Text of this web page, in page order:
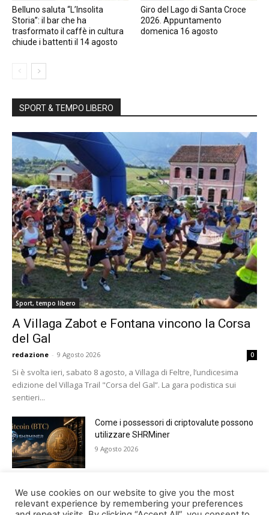
Belluno saluta “L’Insolita
Storia”: il bar che ha
trasformato il caffè in cultura
chiude i battenti il 14 agosto
Giro del Lago di Santa Croce
2026. Appuntamento
domenica 16 agosto
SPORT & TEMPO LIBERO
Sport, tempo libero
A Villaga Zabot e Fontana vincono la Corsa
del Gal
redazione - 9 Agosto 2026 0
Si è svolta ieri, sabato 8 agosto, a Villaga di Feltre, l’undicesima
edizione del Villaga Trail "Corsa del Gal”. La gara podistica sui
sentieri...
Come i possessori di criptovalute possono
utilizzare SHRMiner
9 Agosto 2026
Tutto pronto a Lamosano per Alpago Sky
Super 3
We use cookies on our website to give you the most
relevant experience by remembering your preferences